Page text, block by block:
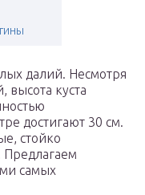
далий. Несмотря
высота куста
достигают 30 см.
стойко
самых